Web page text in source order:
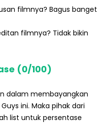
filmnya? Bagus banget
filmnya? Tidak bikin
(0/100)
dalam membayangkan
ini. Maka pihak dari
list untuk persentase